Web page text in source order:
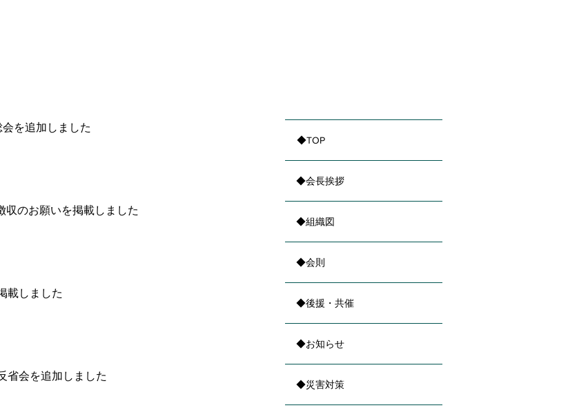
を追加しました
のお願いを掲載しました
載しました
省会を追加しました
◆TOP
◆会長挨拶
◆組織図
◆会則
◆後援・共催
◆お知らせ
◆災害対策